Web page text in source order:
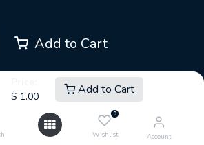
$ 1.00 Add to Cart
0
Wishlist Account
Add to Cart
de deseos